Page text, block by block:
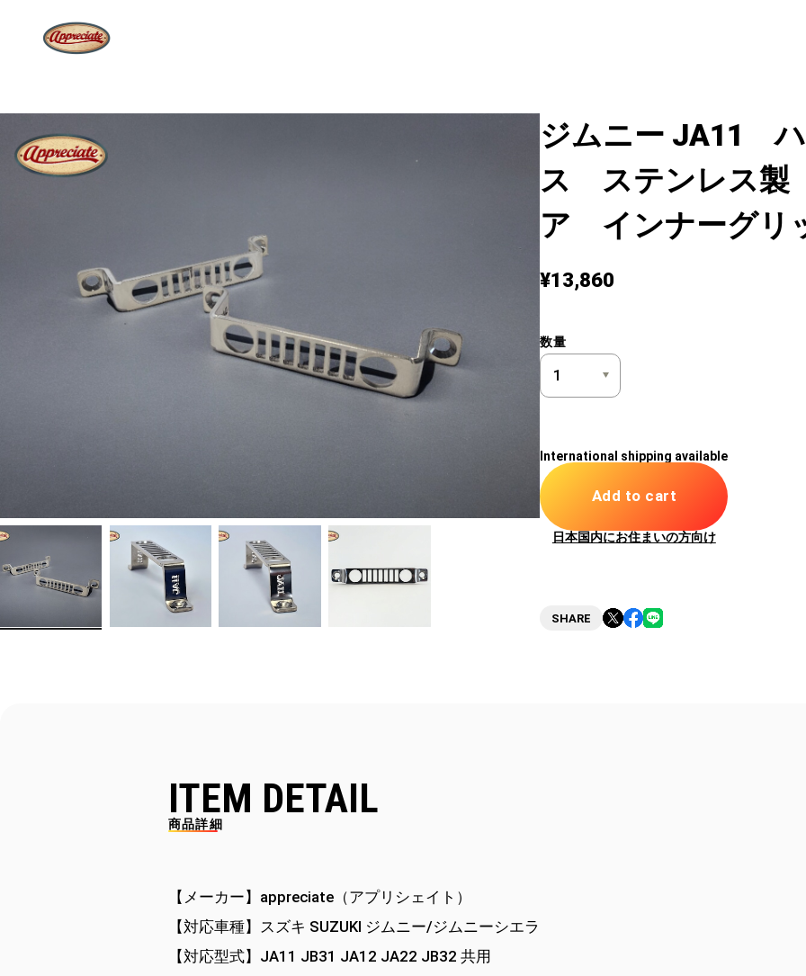
ジムニー JA11
ス ステンレス製
ア インナーグリ
¥13,860
数量
International shipping available
Add to cart
日本国内にお住まいの方向け
SHARE
ITEM DETAIL
商品詳細
【メーカー】appreciate（アプリシェイト）
【対応車種】スズキ SUZUKI ジムニー/ジムニーシエラ
【対応型式】JA11 JB31 JA12 JA22 JB32 共用